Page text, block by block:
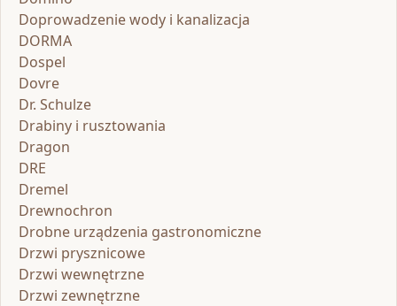
Doprowadzenie wody i kanalizacja
DORMA
Dospel
Dovre
Dr. Schulze
Drabiny i rusztowania
Dragon
DRE
Dremel
Drewnochron
Drobne urządzenia gastronomiczne
Drzwi prysznicowe
Drzwi wewnętrzne
Drzwi zewnętrzne